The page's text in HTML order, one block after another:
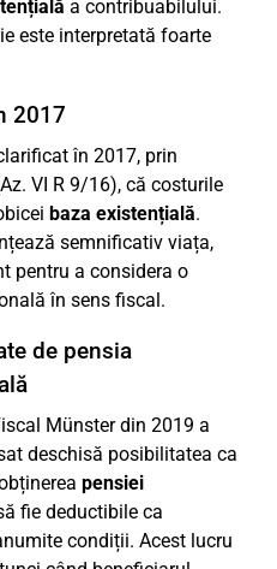
a contribuabilului.
este interpretată foarte
2017
în 2017, prin
VI R 9/16), că costurile
baza existențială.
semnificativ viața,
pentru a considera o
în sens fiscal.
de pensia
Münster din 2019 a
deschisă posibilitatea ca
pensiei
fie deductibile ca
condiții. Acest lucru